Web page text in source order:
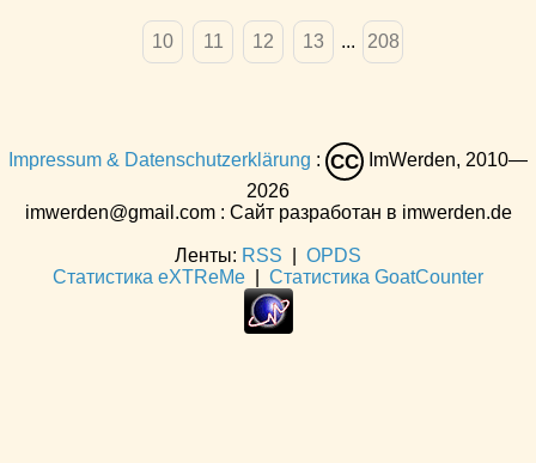
10 11 12 13 ... 208
Impressum & Datenschutzerklärung : CC
ImWerden, 2010—
2026
imwerden@gmail.com : Сайт разработан в imwerden.de
Ленты: RSS
OPDS
Статистика eXTReMe
Статистика GoatCounter